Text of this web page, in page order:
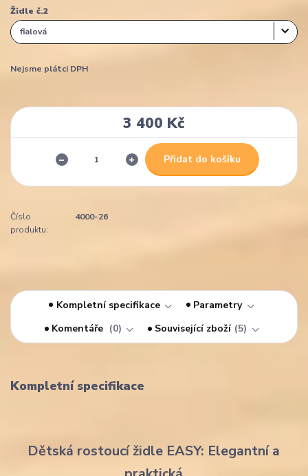
Židle č.2
Nejsme plátci DPH
3 400 Kč
Přidat do košíku
Číslo
produktu:
4000-26
Kompletní specifikace
Parametry
Komentáře
0 Související zboží 5
Kompletní specifikace
Dětská rostoucí židle EASY: Elegantní a